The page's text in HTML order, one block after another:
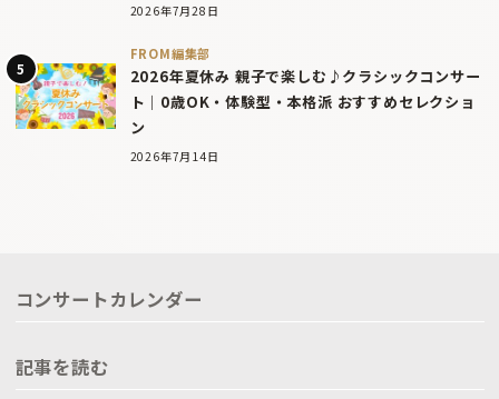
2026年7月28日
FROM編集部
2026年夏休み 親子で楽しむ♪クラシックコンサー
ト｜0歳OK・体験型・本格派 おすすめセレクショ
ン
2026年7月14日
コンサートカレンダー
記事を読む